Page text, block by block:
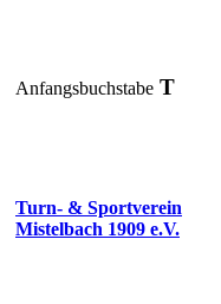
Anfangsbuchstabe T
Turn- & Sportverein
Mistelbach 1909 e.V.